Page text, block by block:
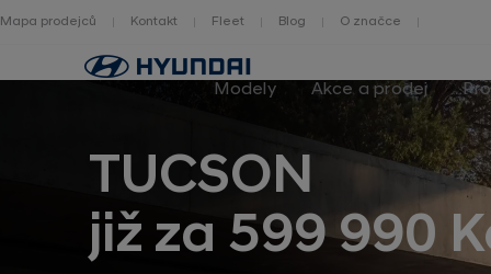
Mapa prodejců Kontakt Fleet Blog O značce
Zpět
na
homepage
Modely Akce a prodej
TUCSON
již za 599 990